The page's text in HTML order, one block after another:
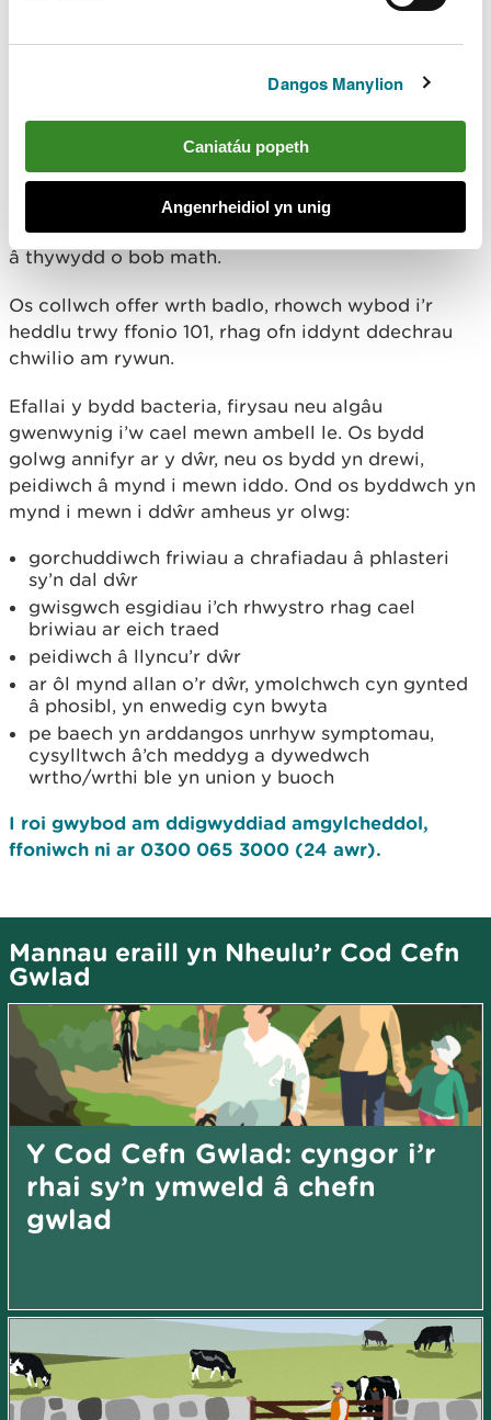
Dangos Manylion
Caniatáu popeth
Angenrheidiol yn unig
le?
Peidiwch byth â theimlo dan bwysau i badlo
rhywbeth nad ydych yn barod amdano. Os nad
ichi gael hyfforddiant priodol.
Heb yr offer priodol, gall bod mewn dŵr oer ac yn
nannedd y gwynt fod yn beryglus. Gwisgwch yn
addas a gwnewch yn siŵr eich bod yn abl i ymdopi
â thywydd o bob math.
Os collwch offer wrth badlo, rhowch wybod i’r
heddlu trwy ffonio 101, rhag ofn iddynt ddechrau
chwilio am rywun.
Efallai y bydd bacteria, firysau neu algâu
gwenwynig i’w cael mewn ambell le. Os bydd
golwg annifyr ar y dŵr, neu os bydd yn drewi,
peidiwch â mynd i mewn iddo. Ond os byddwch yn
mynd i mewn i ddŵr amheus yr olwg:
gorchuddiwch friwiau a chrafiadau â phlasteri
sy’n dal dŵr
gwisgwch esgidiau i’ch rhwystro rhag cael
briwiau ar eich traed
peidiwch â llyncu’r dŵr
ar ôl mynd allan o’r dŵr, ymolchwch cyn gynted
â phosibl, yn enwedig cyn bwyta
pe baech yn arddangos unrhyw symptomau,
cysylltwch â’ch meddyg a dywedwch
wrtho/wrthi ble yn union y buoch
I roi gwybod am ddigwyddiad amgylcheddol,
ffoniwch ni ar 0300 065 3000 (24 awr).
Mannau eraill yn Nheulu’r Cod Cefn
Gwlad
Y Cod Cefn Gwlad: cyngor i’r
rhai sy’n ymweld â chefn
gwlad